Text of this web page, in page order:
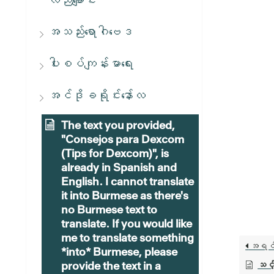
အသည်းရောဂါဗေဒ
ပါးစပ်ကျန်းမာရေး
အင်ဒိုခရိုင်းနော်လ
The text you provided,
"Consejos para Dexcom
(Tips for Dexcom)", is
already in Spanish and
English. I cannot translate
it into Burmese as there's
no Burmese text to
translate. If you would like
me to translate something
*into* Burmese, please
provide the text in a
အရ
သ